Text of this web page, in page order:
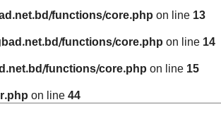
functions/core.php on line 13
functions/core.php on line 14
functions/core.php on line 15
on line 44